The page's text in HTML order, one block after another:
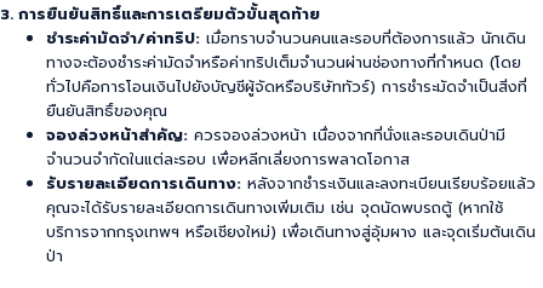
3. การยืนยันสิทธิ์และการเตรียมตัวขั้นสุดท้าย
ชำระค่ามัดจำ/ค่าทริป: เมื่อทราบจำนวนคนและรอบที่ต้องการแล้ว นักเดิน
ทางจะต้องชำระค่ามัดจำหรือค่าทริปเต็มจำนวนผ่านช่องทางที่กำหนด (โดย
ทั่วไปคือการโอนเงินไปยังบัญชีผู้จัดหรือบริษัททัวร์) การชำระมัดจำเป็นสิ่งที่
ยืนยันสิทธิ์ของคุณ
จองล่วงหน้าสำคัญ: ควรจองล่วงหน้า เนื่องจากที่นั่งและรอบเดินป่ามี
จำนวนจำกัดในแต่ละรอบ เพื่อหลีกเลี่ยงการพลาดโอกาส
รับรายละเอียดการเดินทาง: หลังจากชำระเงินและลงทะเบียนเรียบร้อยแล้ว
คุณจะได้รับรายละเอียดการเดินทางเพิ่มเติม เช่น จุดนัดพบรถตู้ (หากใช้
บริการจากกรุงเทพฯ หรือเชียงใหม่) เพื่อเดินทางสู่อุ้มผาง และจุดเริ่มต้นเดิน
ป่า